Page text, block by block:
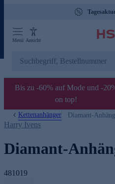
Menü Ansicht
Bis zu -60% auf Mode und -
on top!
Kettenanhänger Diamant-
Harry Ivens
Diamant-
481019